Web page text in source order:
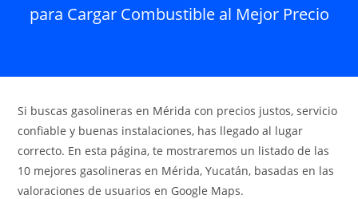
para Cargar Combustible al Mejor Precio
Si buscas gasolineras en Mérida con precios justos, servicio
confiable y buenas instalaciones, has llegado al lugar
correcto. En esta página, te mostraremos un listado de las
10 mejores gasolineras en Mérida, Yucatán, basadas en las
valoraciones de usuarios en Google Maps.